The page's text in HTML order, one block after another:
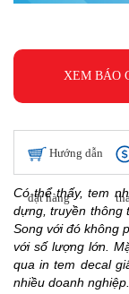
XEM BÁO
Hướng dẫn
đặt hàng
Có thể thấy, tem
dựng, truyền thông
Song với đó không
với số lượng lớn.
qua in tem decal
nhiều doanh nghiệp.